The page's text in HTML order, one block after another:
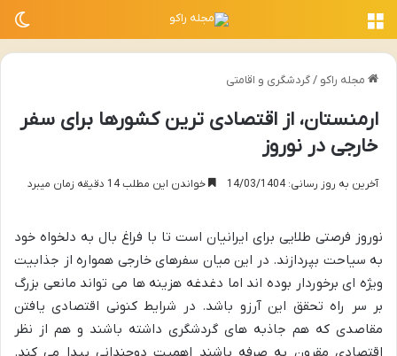
مجله راکو /گردشگری و اقامتی
ارمنستان، از اقتصادی ترین کشورها برای سفر
خارجی در نوروز
آخرین به روز رسانی: 14/03/1404 خواندن این مطلب 14 دقیقه زمان میبرد
نوروز فرصتی طلایی برای ایرانیان است تا با فراغ بال به دلخواه خود
به سیاحت بپردازند. در این میان سفرهای خارجی همواره از جذابیت
ویژه ای برخوردار بوده اند اما دغدغه هزینه ها می تواند مانعی بزرگ
بر سر راه تحقق این آرزو باشد. در شرایط کنونی اقتصادی یافتن
مقاصدی که هم جاذبه های گردشگری داشته باشند و هم از نظر
اقتصادی مقرون به صرفه باشند اهمیت دوچندانی پیدا می کند.